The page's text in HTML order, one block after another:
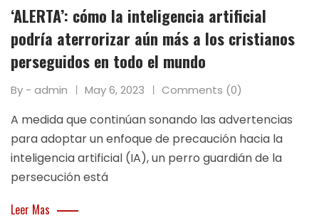
‘ALERTA’: cómo la inteligencia artificial
podría aterrorizar aún más a los cristianos
perseguidos en todo el mundo
By - admin May 6, 2023 Comments (0)
A medida que continúan sonando las advertencias
para adoptar un enfoque de precaución hacia la
inteligencia artificial (IA), un perro guardián de la
persecución está
Leer Mas